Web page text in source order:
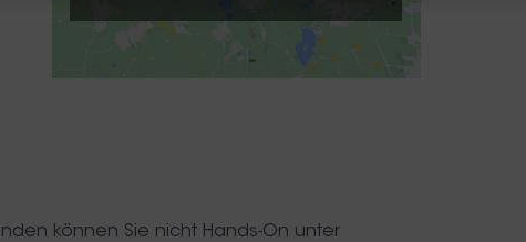
können Sie nicht Hands-On unter